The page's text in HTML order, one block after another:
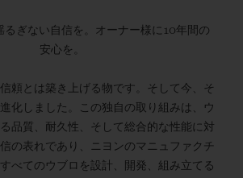
るぎない自信を。オーナー様に10年間の
安心を。
頼とは築き上げる物です。そして今、そ
化しました。この独自の取り組みは、ウ
品質、耐久性、そして総合的な性能に対
の表れであり、ニヨンのマニュファクチ
べてのウブロを設計、開発、組み立てる